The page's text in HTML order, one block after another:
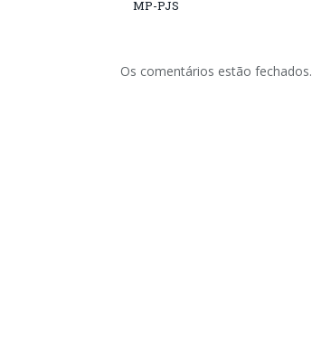
MP-PJS
Os comentários estão fechados.